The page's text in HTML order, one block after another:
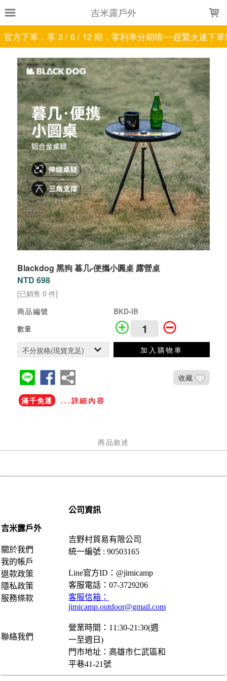
吉米露戶外
方下單，享 3 / 6 / 12 期，零利率分期唷~~趕緊火速下單!!!
Blackdog 黑狗 暮几-便攜小圓桌 露營桌
NTD 698
[已銷售 0 件]
商品編號
BKD-IB
數量
加入購物車
收藏
滿千免運 ...詳細內容
商品敘述